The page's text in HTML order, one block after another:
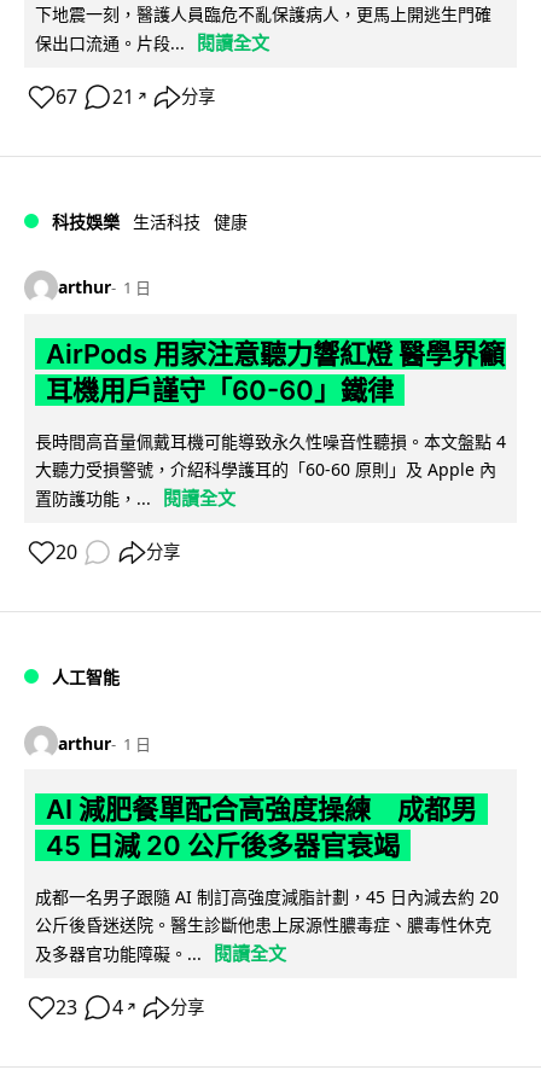
下地震一刻，醫護人員臨危不亂保護病人，更馬上開逃生門確
保出口流通。片段...
閱讀全文
67 21 ↗ 分享
科技娛樂 生活科技 健康
arthur 1 日
AirPods 用家注意聽力響紅燈 醫學界籲
耳機用戶謹守「60-60」鐵律
長時間高音量佩戴耳機可能導致永久性噪音性聽損。本文盤點 4
大聽力受損警號，介紹科學護耳的「60-60 原則」及 Apple 內
置防護功能，...
閱讀全文
20 分享
人工智能
arthur 1 日
AI 減肥餐單配合高強度操練 成都男
45 日減 20 公斤後多器官衰竭
成都一名男子跟隨 AI 制訂高強度減脂計劃，45 日內減去約 20
公斤後昏迷送院。醫生診斷他患上尿源性膿毒症、膿毒性休克
及多器官功能障礙。...
閱讀全文
23 4 ↗ 分享